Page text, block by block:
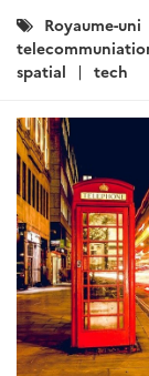
Catégories
:
Royaume-uni
spatial
tech